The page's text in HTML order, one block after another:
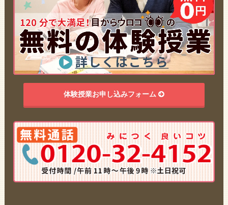
体験授業お申し込みフォーム